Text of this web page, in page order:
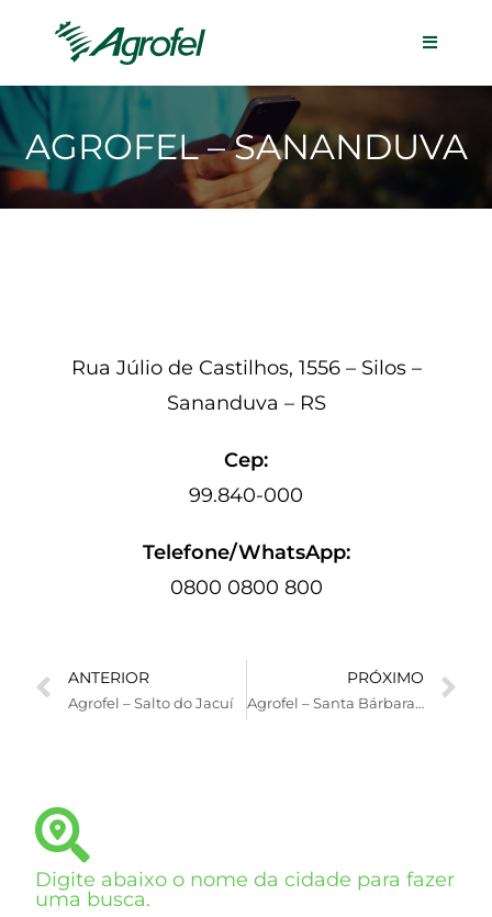
AGROFEL – SANANDUVA
Rua Júlio de Castilhos, 1556 – Silos –
Sananduva – RS
Cep:
99.840-000
Telefone/WhatsApp:
0800 0800 800
ANTERIOR
Agrofel – Salto do Jacuí
PRÓXIMO
Agrofel – Santa Bárbara Sul
Digite abaixo o nome da cidade para fazer
uma busca.